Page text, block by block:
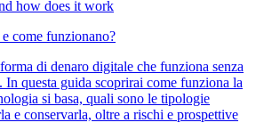
come funzionano?
di denaro digitale che funziona senza
questa guida scoprirai come funziona la
si basa, quali sono le tipologie
e conservarla, oltre a rischi e prospettive